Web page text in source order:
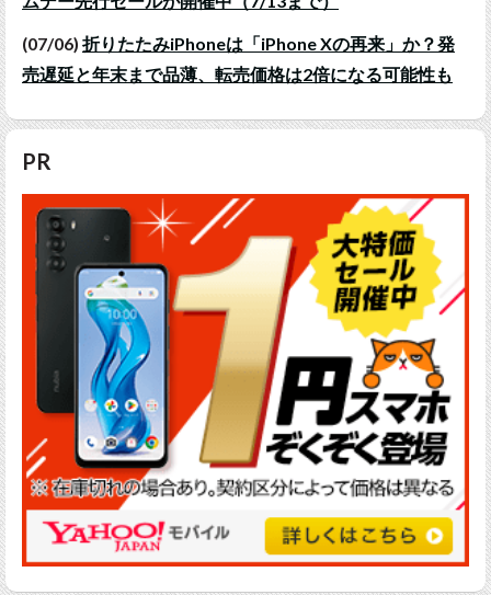
(07/06) 折りたたみiPhoneは「iPhone Xの再来」か？発
売遅延と年末まで品薄、転売価格は2倍になる可能性も
PR